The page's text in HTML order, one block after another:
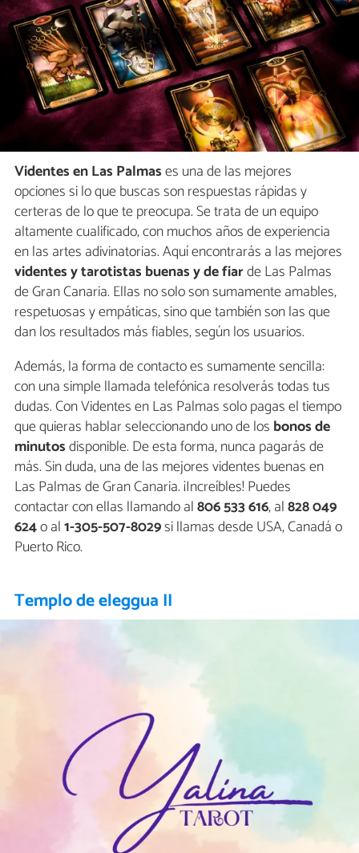
Videntes en Las Palmases una de las mejores
opciones si lo que buscas son respuestas rápidas y
certeras de lo que te preocupa. Se trata de un equipo
altamente cualificado, con muchos años de experiencia
en las artes adivinatorias. Aquí encontrarás a las mejores
videntes y tarotistas buenas y de fiarde Las Palmas
de Gran Canaria. Ellas no solo son sumamente amables,
respetuosas y empáticas, sino que también son las que
dan los resultados más fiables, según los usuarios.
Además, la forma de contacto es sumamente sencilla:
con una simple llamada telefónica resolverás todas tus
dudas. Con Videntes en Las Palmas solo pagas el tiempo
que quieras hablar seleccionando uno de los bonos de
minutosdisponible. De esta forma, nunca pagarás de
más. Sin duda, una de las mejores videntes buenas en
Las Palmas de Gran Canaria. ¡Increíbles! Puedes
contactar con ellas llamando al806 533 616, al828 049
624o al1-305-507-8029si llamas desde USA, Canadá o
Puerto Rico.
Templo de eleggua II